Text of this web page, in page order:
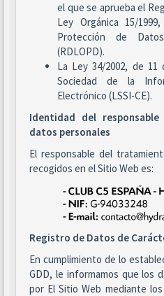
el que se aprueba el
Ley Orgánica 15/
Protección de
(RDLOPD).
La Ley 34/2002, de
Sociedad de la
Electrónico (LSSI-CE).
Identidad del
datos personales
El responsable del
recogidos en el Sitio Web es:
Registro de Datos de
En cumplimiento de lo
GDD, le informamos que los
por El Sitio Web mediante